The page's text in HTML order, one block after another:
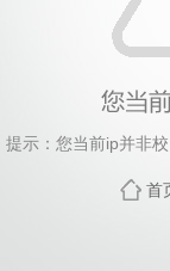
提示：您当前ip并非
首